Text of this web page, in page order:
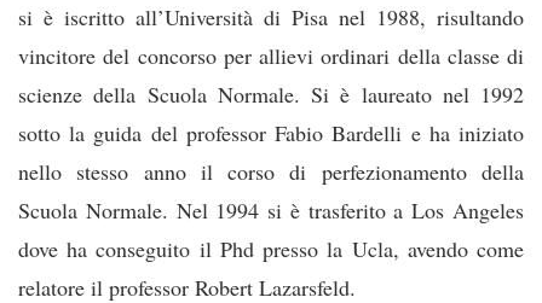
si è iscritto all’Università di Pisa nel 1988, risultando
vincitore del concorso per allievi ordinari della classe di
scienze della Scuola Normale. Si è laureato nel 1992
sotto la guida del professor Fabio Bardelli e ha iniziato
nello stesso anno il corso di perfezionamento della
Scuola Normale. Nel 1994 si è trasferito a Los Angeles
dove ha conseguito il Phd presso la Ucla, avendo come
relatore il professor Robert Lazarsfeld.